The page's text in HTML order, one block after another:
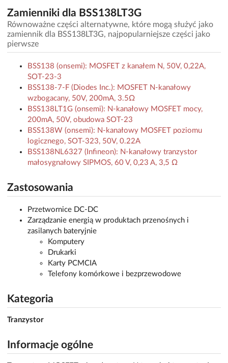
Zamienniki dla BSS138LT3G
Równoważne części alternatywne, które mogą służyć jako
zamiennik dla BSS138LT3G, najpopularniejsze części jako
pierwsze
BSS138 (onsemi): MOSFET z kanałem N, 50V, 0,22A,
SOT-23-3
BSS138-7-F (Diodes Inc.): MOSFET N-kanałowy
wzbogacany, 50V, 200mA, 3.5Ω
BSS138LT1G (onsemi): N-kanałowy MOSFET mocy,
200mA, 50V, obudowa SOT-23
BSS138W (onsemi): N-kanałowy MOSFET poziomu
logicznego, SOT-323, 50V, 0.22A
BSS138NL6327 (Infineon): N-kanałowy tranzystor
małosygnałowy SIPMOS, 60 V, 0,23 A, 3,5 Ω
Zastosowania
Przetwornice DC-DC
Zarządzanie energią w produktach przenośnych i
zasilanych bateryjnie
Komputery
Drukarki
Karty PCMCIA
Telefony komórkowe i bezprzewodowe
Kategoria
Tranzystor
Informacje ogólne